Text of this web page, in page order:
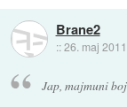
Brane2
::26. maj
Jap, majmuni